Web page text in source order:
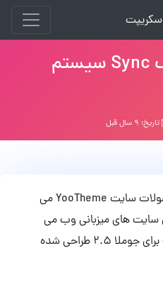
قالب زیبای هاستینگ Sync سیستم
تاریخ: ۹ سال قبل
Sync نام قالبی زیبا از سری محصولات سایت YooTheme می
سایت های میزبانی وب می
باشد. قابل ذکر است این پوسته برای جوملا 2.5 طراحی شده